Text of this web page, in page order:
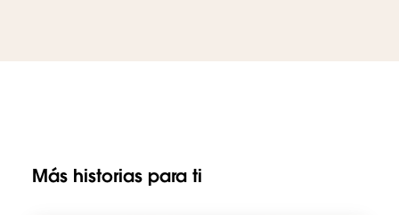
Más historias para ti